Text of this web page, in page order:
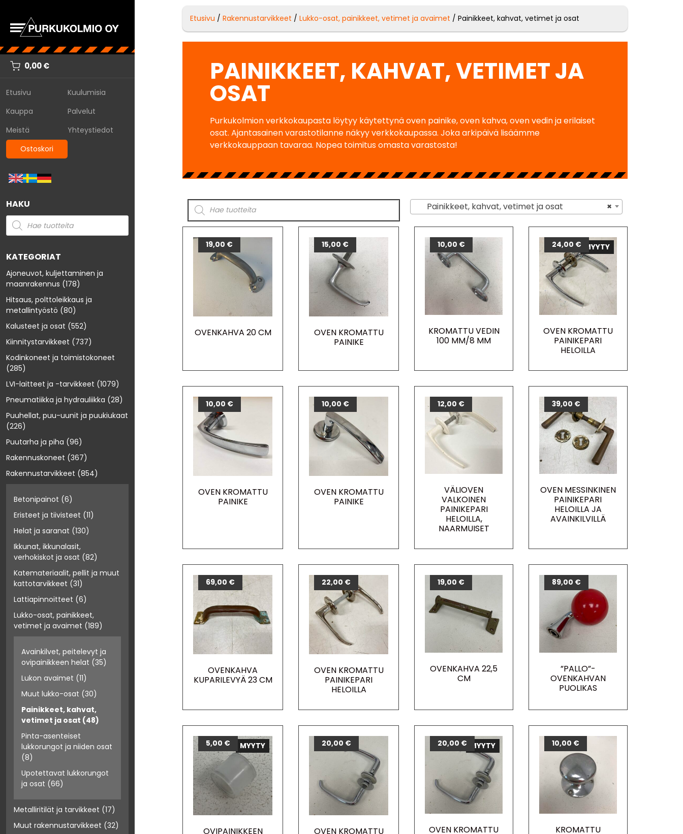
0,00€
Etusivu
Kuulumisia
Kauppa
Palvelut
Meistä
Yhteystiedot
Ostoskori
HAKU
KATEGORIAT
Ajoneuvot, kuljettaminen ja
maanrakennus (178)
Hitsaus, polttoleikkaus ja
metallintyöstö (80)
Kalusteet ja osat (552)
Kiinnitystarvikkeet (737)
Kodinkoneet ja toimistokoneet
(285)
LVI-laitteet ja -tarvikkeet (1079)
Pneumatiikka ja hydrauliikka (28)
Puuhellat, puu-uunit ja puukiukaat
(226)
Puutarha ja piha (96)
Rakennuskoneet (367)
Rakennustarvikkeet (854)
Betonipainot (6)
Eristeet ja tiivisteet (11)
Helat ja saranat (130)
Ikkunat, ikkunalasit,
verhokiskot ja osat (82)
Katemateriaalit, pellit ja muut
kattotarvikkeet (31)
Lattiapinnoitteet (6)
Lukko-osat, painikkeet,
vetimet ja avaimet (189)
Avainkilvet, peitelevyt ja
ovipainikkeen helat (35)
Lukon avaimet (11)
Muut lukko-osat (30)
Painikkeet, kahvat,
vetimet ja osat (48)
Pinta-asenteiset
lukkorungot ja niiden osat
(8)
Upotettavat lukkorungot
ja osat (66)
Metalliritilät ja tarvikkeet (17)
Muut rakennustarvikkeet (32)
Etusivu /Rakennustarvikkeet /Lukko-osat, painikkeet, vetimet ja avaimet / Painikkeet, kahvat, vetimet ja osat
PAINIKKEET, KAHVAT, VETIMET JA
OSAT
Purkukolmion verkkokaupasta löytyy käytettynä oven painike, oven kahva, oven vedin ja erilaiset
osat. Ajantasainen varastotilanne näkyy verkkokaupassa. Joka arkipäivä lisäämme
verkkokauppaan tavaraa. Nopea toimitus omasta varastosta!
×
Painikkeet, kahvat, vetimet ja osat
OVENKAHVA 20 CM
19,00 €
OVEN KROMATTU
PAINIKE
15,00 €
KROMATTU VEDIN
100 MM/8 MM
10,00 € MYYTY
OVEN KROMATTU
PAINIKEPARI
HELOILLA
24,00 €
OVEN KROMATTU
PAINIKE
10,00 €
OVEN KROMATTU
PAINIKE
10,00 €
VÄLIOVEN
VALKOINEN
PAINIKEPARI
HELOILLA,
NAARMUISET
12,00 €
OVEN MESSINKINEN
PAINIKEPARI
HELOILLA JA
AVAINKILVILLÄ
39,00 €
OVENKAHVA
KUPARILEVYÄ 23 CM
69,00 €
OVEN KROMATTU
PAINIKEPARI
HELOILLA
22,00 €
OVENKAHVA 22,5
CM
19,00 €
”PALLO”-
OVENKAHVAN
PUOLIKAS
89,00 €
MYYTY
OVIPAINIKKEEN
5,00 €
OVEN KROMATTU
20,00 € MYYTY
OVEN KROMATTU
20,00 €
KROMATTU
10,00 €